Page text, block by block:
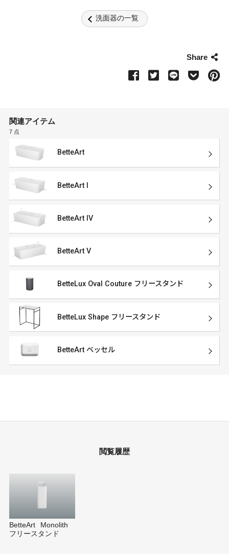
洗面器の一覧
Share
関連アイテム
7 点
BetteArt
BetteArt I
BetteArt IV
BetteArt V
BetteLux Oval Couture フリースタンド
BetteLux Shape フリースタンド
BetteArt ベッセル
閲覧履歴
BetteArt Monolith
フリースタンド